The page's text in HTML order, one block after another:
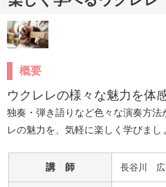
概要
ウクレレの様々な魅力を体
独奏・弾き語りなど色々な演奏方
レの魅力を、気軽に楽しく学びまし
講 師 長谷川　